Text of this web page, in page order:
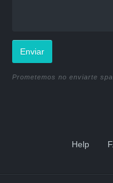
Enviar
Prometemos no enviarte
Help